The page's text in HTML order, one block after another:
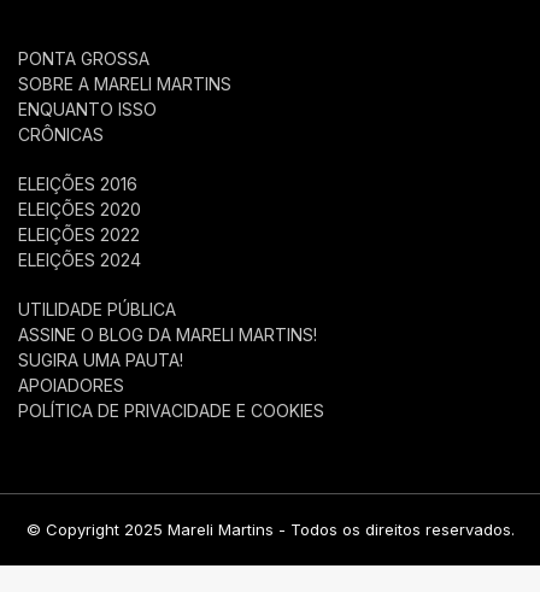
PONTA GROSSA
SOBRE A MARELI MARTINS
ENQUANTO ISSO
CRÔNICAS
ELEIÇÕES 2016
ELEIÇÕES 2020
ELEIÇÕES 2022
ELEIÇÕES 2024
UTILIDADE PÚBLICA
ASSINE O BLOG DA MARELI MARTINS!
SUGIRA UMA PAUTA!
APOIADORES
POLÍTICA DE PRIVACIDADE E COOKIES
© Copyright 2025 Mareli Martins - Todos os direitos reservados.